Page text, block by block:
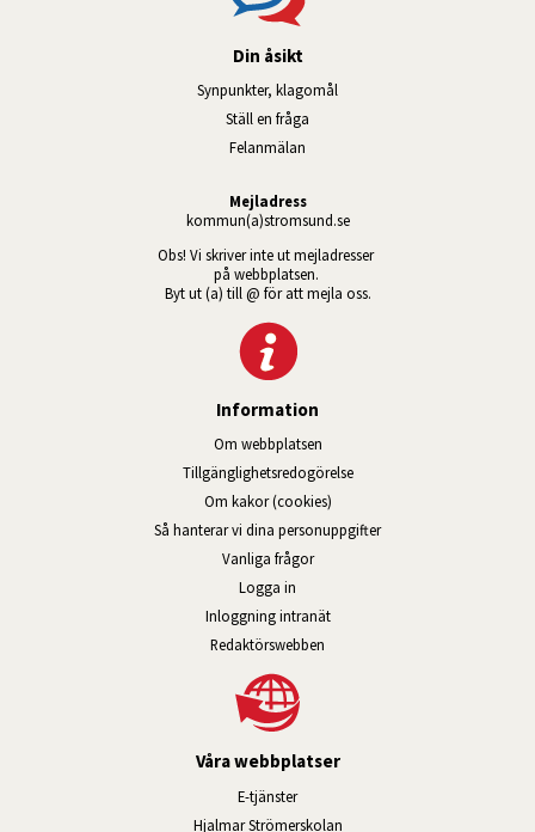
Din åsikt
Synpunkter, klagomål
Ställ en fråga
Felanmälan
Mejladress
kommun(a)stromsund.se
Obs! Vi skriver inte ut mejladresser
på webbplatsen.
Byt ut (a) till @ för att mejla oss.
Information
Om webbplatsen
Tillgänglig­hets­redo­görelse
Om kakor (cookies)
Så hanterar vi dina personuppgifter
Vanliga frågor
Logga in
Inloggning intranätÖppnas i nytt fönster.
Redaktörswebben
Våra webbplatser
E-tjänsterLänk till annan webbplats, öppnas i
Hjalmar StrömerskolanLänk till annan webbplats,